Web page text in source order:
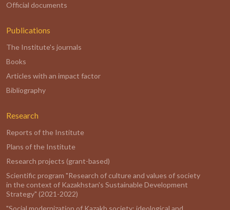
Official documents
Publications
The Institute's journals
Books
Articles with an impact factor
Bibliography
Research
Reports of the Institute
Plans of the Institute
Research projects (grant-based)
Scientific program "Research of culture and values of society
in the context of Kazakhstan's Sustainable Development
Strategy" (2021-2022)
"Social modernization of Kazakh society: ideological and